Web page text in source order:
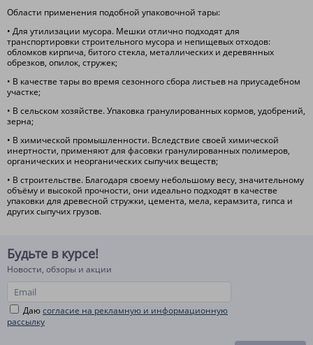
Области применения подобной упаковочной тары:
• Для утилизации мусора. Мешки отлично подходят для
транспортировки строительного мусора и непищевых отходов:
обломков кирпича, битого стекла, металлических и деревянных
обрезков, опилок, стружек;
• В качестве тары во время сезонного сбора листьев на приусадебном
участке;
• В сельском хозяйстве. Упаковка гранулированных кормов, удобрений,
зерна;
• В химической промышленности. Вследствие своей химической
инертности, применяют для фасовки гранулированных полимеров,
органических и неорганических сыпучих веществ;
• В строительстве. Благодаря своему небольшому весу, значительному
объёму и высокой прочности, они идеально подходят в качестве
упаковки для древесной стружки, цемента, мела, керамзита, гипса и
других сыпучих грузов.
Будьте в курсе!
Новости, обзоры и акции
Даюсогласие на рекламную и информационную
рассылку